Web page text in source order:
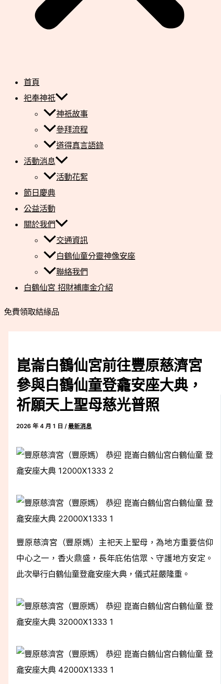
首頁
祀奉神祇
神祇故事
參拜流程
道得真言語錄
活動消息
活動花絮
節日慶典
公益活動
關於我們
交通資訊
白鶴仙童分靈神像安座
聯絡我們
白鶴仙宮 招財補庫金介紹
免費領取結緣品
崑崙白鶴仙宮前往豐原慈濟宮
參與白鶴仙童登龕安座大典，
祈願天上聖母慈光普照
2026 年 4 月 1 日/最新消息
豐原慈濟宮（豐原媽）主祀天上聖母，為地方重要信仰
中心之一，香火鼎盛，長年庇佑信眾、守護地方安定。
此次舉行白鶴仙童登龕安座大典，儀式莊嚴隆重。